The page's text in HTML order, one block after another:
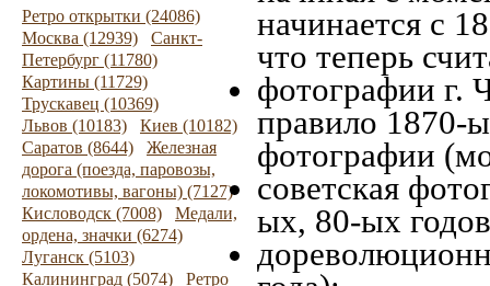
Ретро открытки (24086)
Москва (12939)
Санкт-
Петербург (11780)
Картины (11729)
Трускавец (10369)
Львов (10183)
Киев (10182)
Саратов (8644)
Железная
дорога (поезда, паровозы,
локомотивы, вагоны) (7127)
Кисловодск (7008)
Медали,
ордена, значки (6274)
Луганск (5103)
Калининград (5074)
Ретро
начинается с
что теперь
фотографии г.
правило 1870-
фотографии
советская
ых, 80-ых